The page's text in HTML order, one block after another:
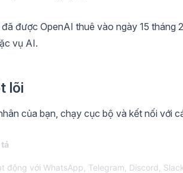
được OpenAI thuê vào ngày 15 tháng
vụ AI.
lõi
của bạn, chạy cục bộ và kết nối với
động với WhatsApp, Telegram, Discord,